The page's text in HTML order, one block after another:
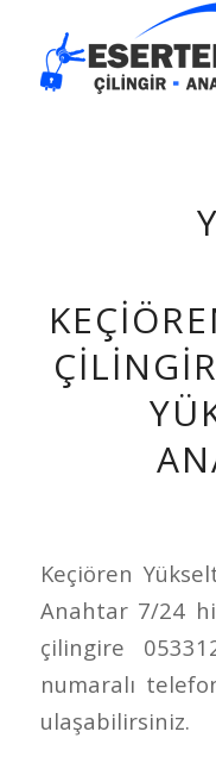
Keçiören
Anahtar 7/24
çilingire
numaralı
ulaşabilirsiniz.